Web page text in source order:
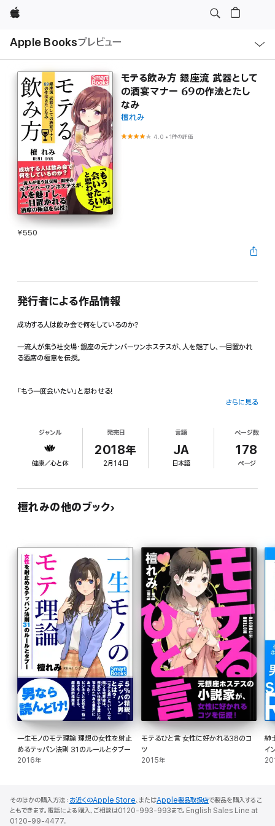
Apple
Apple Booksプレビュー
ル
モテる飲み方 銀座流 武器として
の酒宴マナー 69の作法とたし
なみ
檀れみ
4.0 •1件の評価
¥550
発行者による作品情報
成功する人は飲み会で何をしているのか?
一流人が集う社交場・銀座の元ナンバーワンホステスが、人を魅了し、一目置かれ
る酒席の極意を伝授。
「もう一度会いたい」と思わせる!
人間関係の潤滑油と言われるお酒の席が、ビジネスでも恋愛でもチャンスの宝庫で
主人公を、共に、丁寧に創り上げ、演じてみましょうよ。たくさんの実を結ぶ酒宴を、
愉しもうではありませんか。
【内容】
まえがき 日本一の社交場で学んだ宴席術
第一幕 一目置かれる人になる
デキる、デキないはパッと見で分かる/舞台を演出する リーダーシップを発揮する/
「また会いたい」と思わせる ワクワク感を出す/「もっと親しくなりたい」と思わせる
親和性を生み出す/「パートナーになりたい」と思わせる 脅威のプレゼン/お店選び
の基準は「快適さ」 相手の立場になって考える/お店選びのウルトラC ホームゲーム
に変える/出だしで躓かないないよう、段取りを組む スタートダッシュ/プロローグ
は華やかに役になりきって出迎える 入り込む力/成功する人がやっている挨拶とス
キンシップ 一瞬で距離を縮める/酒席で輝く服装 自己演出力/回避するべき“心ここ
にあらず症候群”とは 「今」に意識を集中する/乾杯で「何にしますか」はNG 一体感
をつくる
第二幕 自ら主役になって舞台を演出する
役に魂を吹き込む/心を込めた“気持ち”の伝え方 出会えたキセキ/安心感を与え
条件/お酒がわからなくても男を上げるチョイス 「実直さ」という最終兵器/深い関
係を育む会話術 懐に柔らかく入り込むスキル/ついていけない話題の食い込み方
無知を恐れない勇気/ホメるな危険 上から目線が誤解を招く/エピソードが場を引
さらに見る
ジャンル
健康／心と体
発売日
2018年
2月14日
言語
JA
日本語
ページ数
178
ページ
檀れみの他のブック
一生モノのモテ理論 理想の女性を射止
めるテッパン法則 31のルールとタブー
2016年
モテるひと言 女性に好かれる38のコ
ツ
2015年
紳
イ
そのほかの購入方法： お近くのApple Store、またはApple製品取扱店で製品を購入するこ
ともできます。電話による購入、ご相談は0120-993-993まで。English Sales Line at
0120-99-4477.